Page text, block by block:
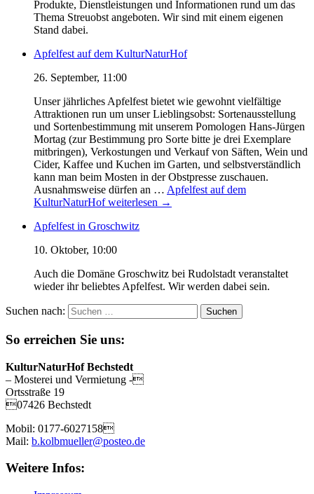
Produkte, Dienstleistungen und Informationen rund um das
Thema Streuobst angeboten. Wir sind mit einem eigenen
Stand dabei.
Apfelfest auf dem KulturNaturHof
26. September, 11:00
Unser jährliches Apfelfest bietet wie gewohnt vielfältige
Attraktionen run um unser Lieblingsobst: Sortenausstellung
und Sortenbestimmung mit unserem Pomologen Hans-Jürgen
Mortag (zur Bestimmung pro Sorte bitte je drei Exemplare
mitbringen), Verkostungen und Verkauf von Säften, Wein und
Cider, Kaffee und Kuchen im Garten, und selbstverständlich
kann man beim Mosten in der Obstpresse zuschauen.
Ausnahmsweise dürfen an … Apfelfest auf dem
KulturNaturHofweiterlesen →
Apfelfest in Groschwitz
10. Oktober, 10:00
Auch die Domäne Groschwitz bei Rudolstadt veranstaltet
wieder ihr beliebtes Apfelfest. Wir werden dabei sein.
Suchen nach:
So erreichen Sie uns:
KulturNaturHof Bechstedt
– Mosterei und Vermietung -
Ortsstraße 19
07426 Bechstedt
Mobil: 0177-6027158
Mail: b.kolbmueller@posteo.de
Weitere Infos: